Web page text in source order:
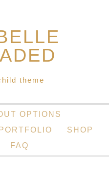
theme
OPTIONS
PORTFOLIO
SHOP
FAQ